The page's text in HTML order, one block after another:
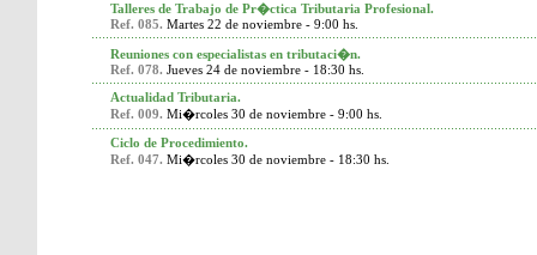
Talleres de Trabajo de Pr�ctica Tributaria Profesional.
Ref. 085. Martes 22 de noviembre - 9:00 hs.
Reuniones con especialistas en tributaci�n.
Ref. 078. Jueves 24 de noviembre - 18:30 hs.
Actualidad Tributaria.
Ref. 009. Mi�rcoles 30 de noviembre - 9:00 hs.
Ciclo de Procedimiento.
Ref. 047. Mi�rcoles 30 de noviembre - 18:30 hs.